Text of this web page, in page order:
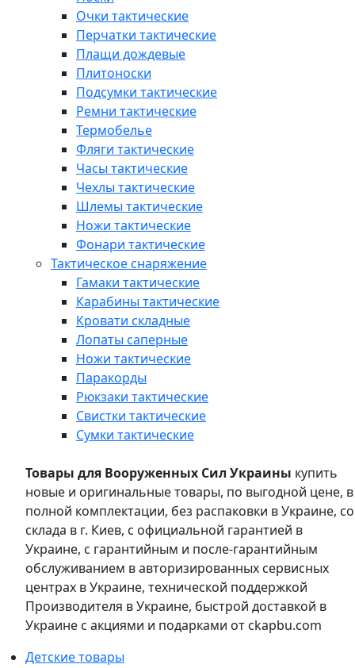
Очки тактические
Перчатки тактические
Плащи дождевые
Плитоноски
Подсумки тактические
Ремни тактические
Термобелье
Фляги тактические
Часы тактические
Чехлы тактические
Шлемы тактические
Ножи тактические
Фонари тактические
Тактическое снаряжение
Гамаки тактические
Карабины тактические
Кровати складные
Лопаты саперные
Ножи тактические
Паракорды
Рюкзаки тактические
Свистки тактические
Сумки тактические
Товары для Вооруженных Сил Украины купить
новые и оригинальные товары, по выгодной цене, в
полной комплектации, без распаковки в Украине, со
склада в г. Киев, с официальной гарантией в
Украине, с гарантийным и после-гарантийным
обслуживанием в авторизированных сервисных
центрах в Украине, технической поддержкой
Производителя в Украине, быстрой доставкой в
Украине с акциями и подарками от ckapbu.com
Детские товары